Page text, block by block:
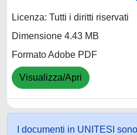
Licenza: Tutti i diritti riservati
Dimensione 4.43 MB
Formato Adobe PDF
Visualizza/Apri
I documenti in UNITESI